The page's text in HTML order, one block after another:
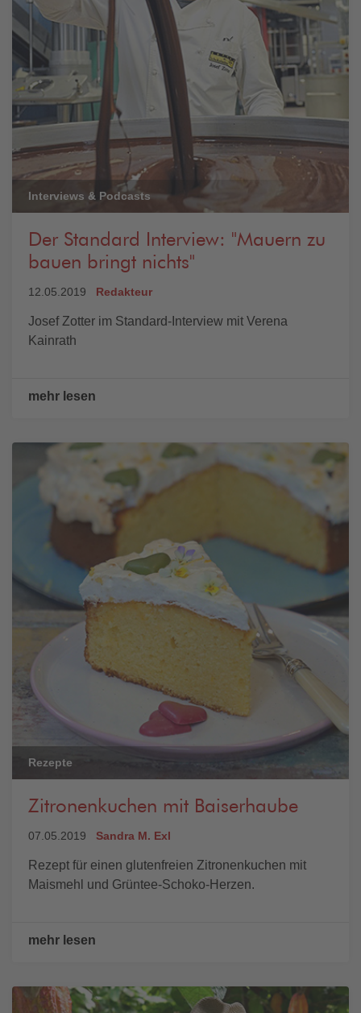
Interviews & Podcasts
Der Standard Interview: "Mauern zu
bauen bringt nichts"
12.05.2019 Redakteur
Josef Zotter im Standard-Interview mit Verena
Kainrath
mehr lesen
Rezepte
Zitronenkuchen mit Baiserhaube
07.05.2019 Sandra M. Exl
Rezept für einen glutenfreien Zitronenkuchen mit
Maismehl und Grüntee-Schoko-Herzen.
mehr lesen